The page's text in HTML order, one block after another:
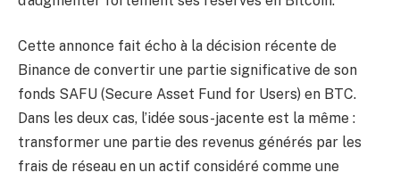
Cette annonce fait écho à la décision récente de
Binance de convertir une partie significative de son
fonds SAFU (Secure Asset Fund for Users) en BTC.
Dans les deux cas, l’idée sous-jacente est la même :
transformer une partie des revenus générés par les
frais de réseau en un actif considéré comme une